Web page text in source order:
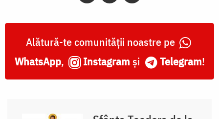
Alătură-te comunității noastre pe
WhatsApp, Instagram și Telegram!